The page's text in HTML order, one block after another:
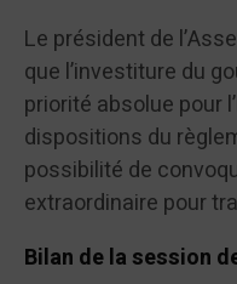
Le président de
que l’investiture du
priorité absolue pour
dispositions du
possibilité de
extraordinaire pour
Bilan de la session